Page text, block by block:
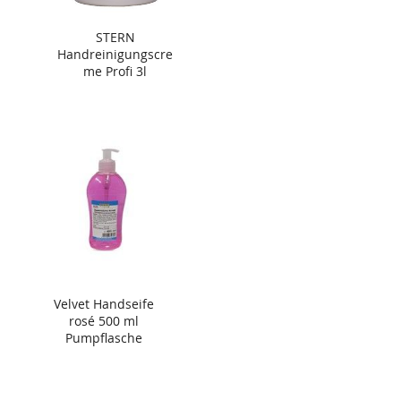
STERN
Handreinigungscre
me Profi 3l
Velvet Handseife
rosé 500 ml
Pumpflasche